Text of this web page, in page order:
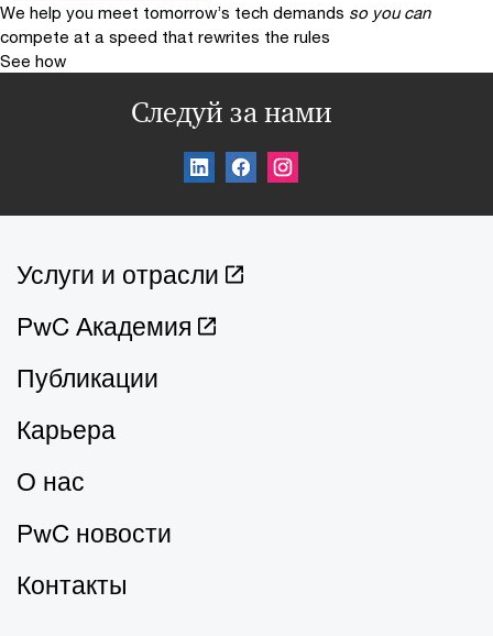
We help you meet tomorrow’s tech demands so you can
compete at a speed that rewrites the rules
See how
Следуй за нами
Услуги и отрасли
PwC Академия
Публикации
Карьера
О нас
PwC новости
Контакты